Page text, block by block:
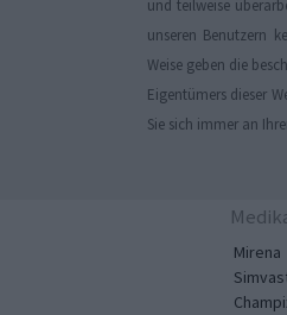
und teilweise
unseren Benutzern
Weise geben die
Eigentümers dieser
Sie sich immer an
Mirena